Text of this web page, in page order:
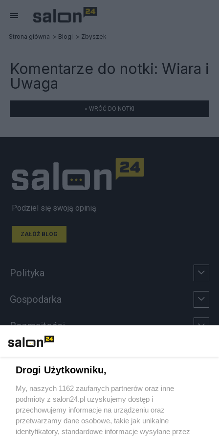
Strona główna Blogi Zbyszek
Komentarze do notki: Wiara i
Uwaga
« WRÓĆ DO NOTKI
Podziel się swoją opinią
ZAŁÓŻ BLOG
Polityka
Gospodarka
Rozmaitości
Sport
Społeczeństwo
Kultura
Drogi Użytkowniku,
My, naszych 1162 zaufanych partnerów oraz inne
podmioty z salon24.pl uzyskujemy dostęp i
przechowujemy informacje na urządzeniu oraz
przetwarzamy dane osobowe, takie jak unikalne
identyfikatory, standardowe informacje wysyłane przez